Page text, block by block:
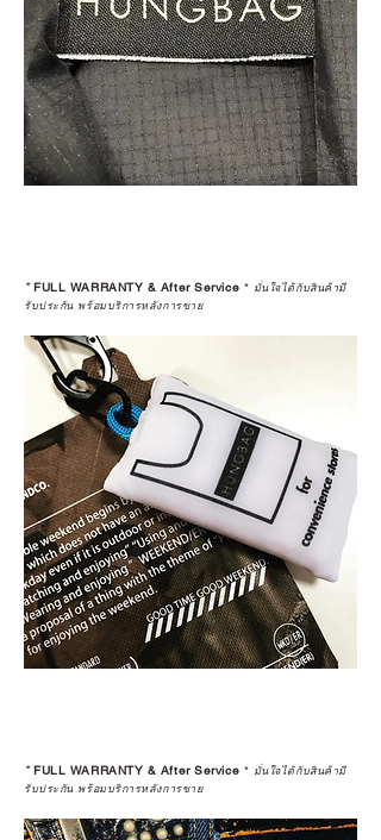
*FULL WARRANTY & After Service * มั่นใจได้กับสินค้ามี
รับประกัน พร้อมบริการหลังการขาย
*FULL WARRANTY & After Service * มั่นใจได้กับสินค้ามี
รับประกัน พร้อมบริการหลังการขาย